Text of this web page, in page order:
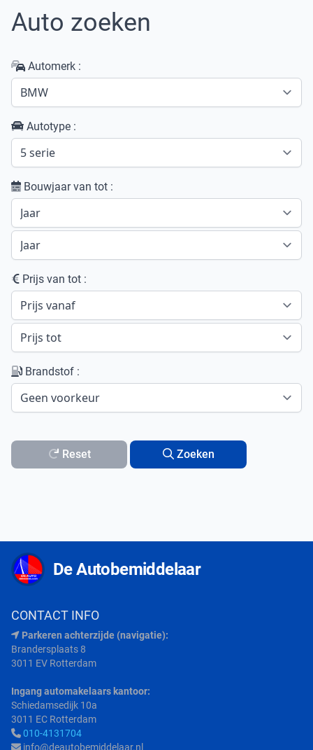
Auto zoeken
Automerk :
Autotype :
Bouwjaar van tot :
Prijs van tot :
Brandstof :
Reset Zoeken
De Autobemiddelaar
CONTACT INFO
Parkeren achterzijde (navigatie):
Brandersplaats 8
3011 EV Rotterdam
Ingang automakelaars kantoor:
Schiedamsedijk 10a
3011 EC Rotterdam
010-4131704
info@deautobemiddelaar.nl